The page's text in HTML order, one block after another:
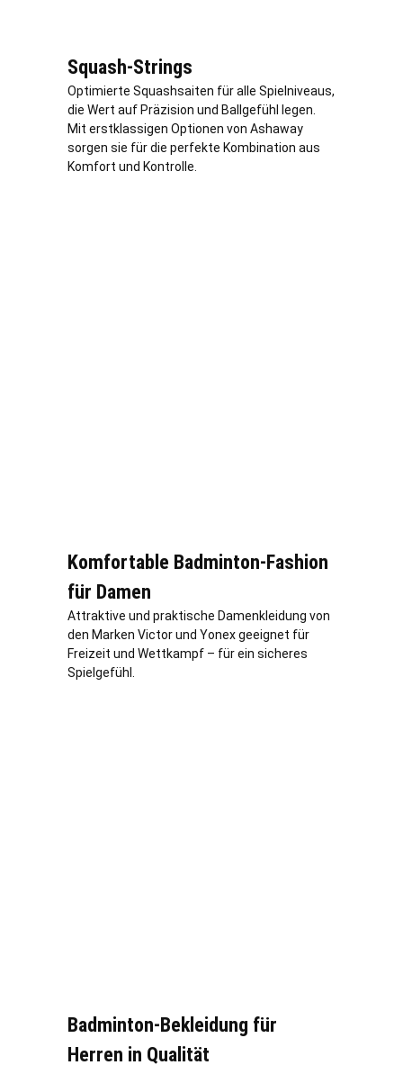
Squash-Strings
Optimierte Squashsaiten für alle Spielniveaus,
die Wert auf Präzision und Ballgefühl legen.
Mit erstklassigen Optionen von Ashaway
sorgen sie für die perfekte Kombination aus
Komfort und Kontrolle.
Komfortable Badminton-Fashion
für Damen
Attraktive und praktische Damenkleidung von
den Marken Victor und Yonex geeignet für
Freizeit und Wettkampf – für ein sicheres
Spielgefühl.
Badminton-Bekleidung für
Herren in Qualität